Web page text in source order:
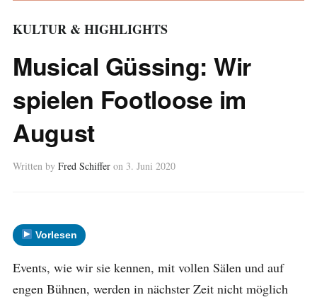
KULTUR & HIGHLIGHTS
Musical Güssing: Wir
spielen Footloose im
August
Written by Fred Schiffer on 3. Juni 2020
Vorlesen
Events, wie wir sie kennen, mit vollen Sälen und auf
engen Bühnen, werden in nächster Zeit nicht möglich